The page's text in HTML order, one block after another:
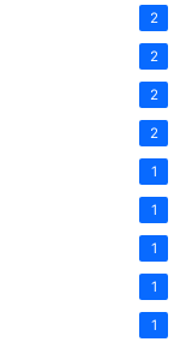
2
2
2
2
1
1
1
1
1